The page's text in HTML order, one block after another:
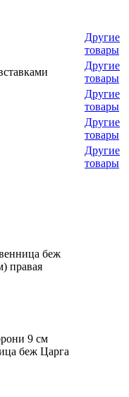
Другие
товары
Другие
товары
Другие
товары
Другие
товары
Другие
товары
беж
правая
9 см
беж Царга